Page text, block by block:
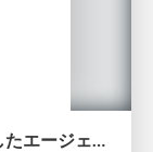
【ブログ用サンプル】Claudeを活用したエージェント分析レポート自動生成例